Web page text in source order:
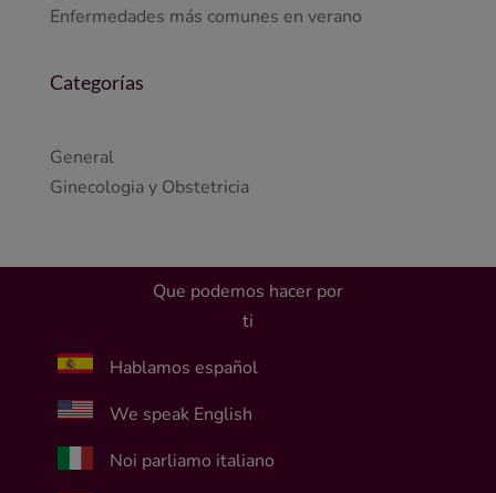
Enfermedades más comunes en verano
Categorías
General
Ginecologia y Obstetricia
Que podemos hacer por
ti
Hablamos español
We speak English
Noi parliamo italiano